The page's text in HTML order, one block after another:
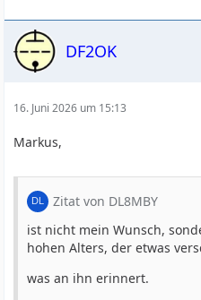
DF2OK
16. Juni 2026 um 15:13
Markus,
Zitat von DL8MBY
ist nicht mein Wunsch,
hohen Alters, der etwas
was an ihn erinnert.